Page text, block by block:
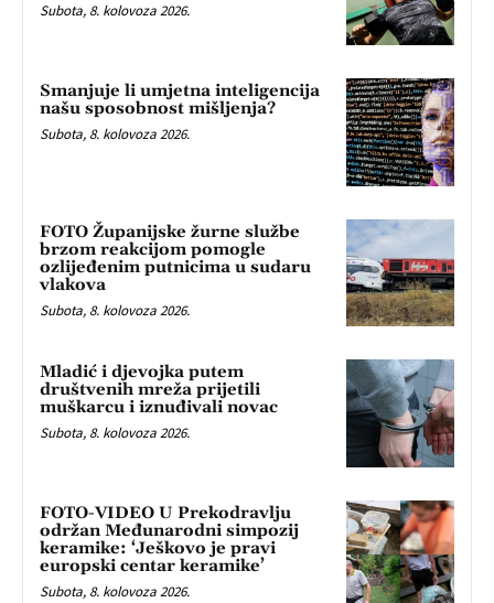
Subota, 8. kolovoza 2026.
Smanjuje li umjetna inteligencija
našu sposobnost mišljenja?
Subota, 8. kolovoza 2026.
FOTO Županijske žurne službe
brzom reakcijom pomogle
ozlijeđenim putnicima u sudaru
vlakova
Subota, 8. kolovoza 2026.
Mladić i djevojka putem
društvenih mreža prijetili
muškarcu i iznuđivali novac
Subota, 8. kolovoza 2026.
FOTO-VIDEO U Prekodravlju
održan Međunarodni simpozij
keramike: ‘Ješkovo je pravi
europski centar keramike’
Subota, 8. kolovoza 2026.